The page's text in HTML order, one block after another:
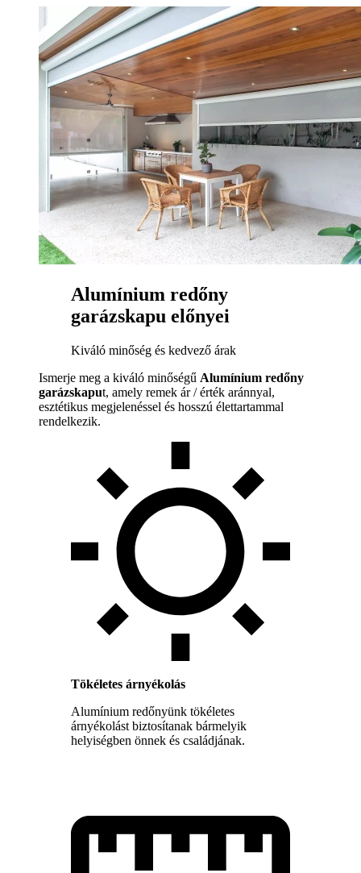
Alumínium redőny
garázskapu előnyei
Kiváló minőség és kedvező árak
Ismerje meg a kiváló minőségű Alumínium redőny
garázskaput, amely remek ár / érték aránnyal,
esztétikus megjelenéssel és hosszú élettartammal
rendelkezik.
Tökéletes árnyékolás
Alumínium redőnyünk tökéletes
árnyékolást biztosítanak bármelyik
helyiségben önnek és családjának.